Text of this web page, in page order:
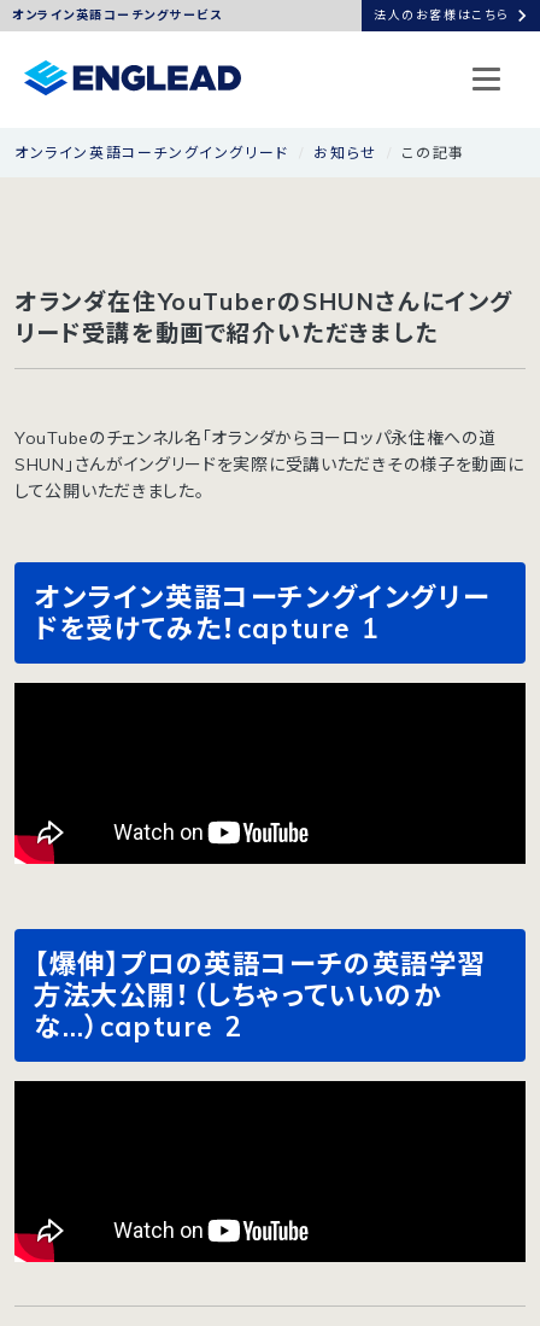
オンライン英語コーチングサービス 法人のお客様はこちら chevron_right
オンライン英語コーチングイングリード お知らせ この記事
オランダ在住YouTuberのSHUNさんにイング
リード受講を動画で紹介いただきました
YouTubeのチェンネル名「オランダからヨーロッパ永住権への道
SHUN」さんがイングリードを実際に受講いただきその様子を動画に
して公開いただきました。
オンライン英語コーチングイングリー
ドを受けてみた！capture 1
【爆伸】プロの英語コーチの英語学習
方法大公開！（しちゃっていいのか
な…）capture 2